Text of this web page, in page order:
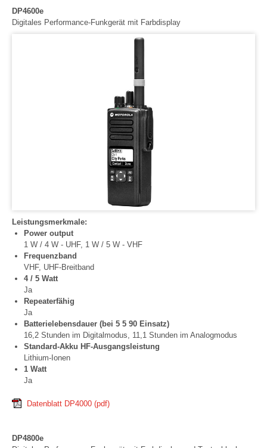
DP4600e
Digitales Performance-Funkgerät mit Farbdisplay
Leistungsmerkmale:
Power output
1 W / 4 W - UHF, 1 W / 5 W - VHF
Frequenzband
VHF, UHF-Breitband
4 / 5 Watt
Ja
Repeaterfähig
Ja
Batterielebensdauer (bei 5 5 90 Einsatz)
16,2 Stunden im Digitalmodus, 11,1 Stunden im Analogmodus
Standard-Akku HF-Ausgangsleistung
Lithium-Ionen
1 Watt
Ja
Datenblatt DP4000 (pdf)
DP4800e